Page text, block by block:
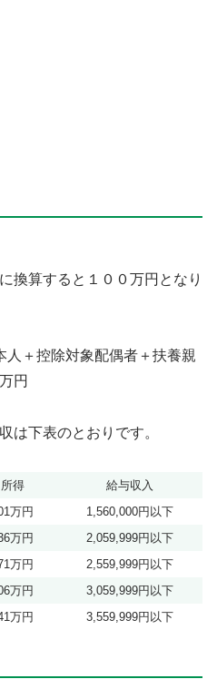
換算すると１００万円となり
人＋控除対象配偶者＋扶養親
円
は下表のとおりです。
所得
給与収入
万円
1,560,000円以下
万円
2,059,999円以下
万円
2,559,999円以下
万円
3,059,999円以下
万円 3,559,999円以下